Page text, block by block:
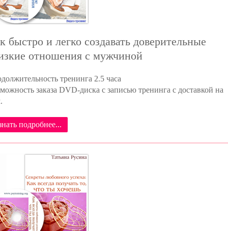
быстро и легко создавать доверительные
отношения с мужчиной
тренинга 2.5 часа
заказа DVD-диска с записью тренинга с доставкой на
подробнее...